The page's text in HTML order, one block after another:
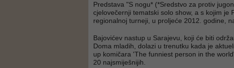
Predstava "S nogu* (*Sredstvo za protiv
cjelovečernji tematski solo show, a s kojim je
regionalnoj turneji, u proljeće 2012. godine,
Bajovićev nastup u Sarajevu, koji će biti
Doma mladih, dolazi u trenutku kada je
up komičara 'The funniest person in the
20 najsmiješnijih.